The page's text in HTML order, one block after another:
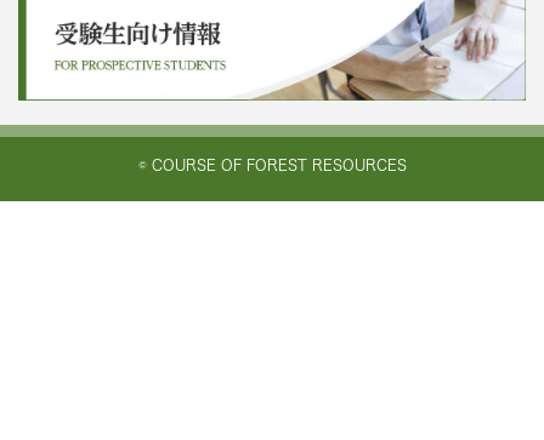
© COURSE OF FOREST RESOURCES